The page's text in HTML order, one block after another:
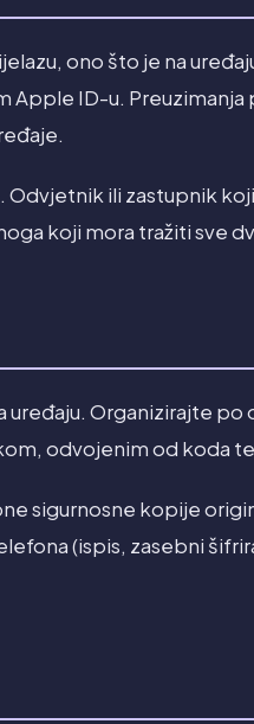
ono što je na
Apple ID-u. Preuzimanja
ili zastupnik
koji mora tražiti sve
uređaju. Organizirajte
odvojenim od koda
sigurnosne kopije
(ispis, zasebni